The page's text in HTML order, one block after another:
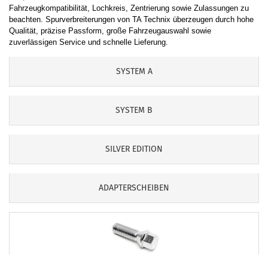
Fahrzeugkompatibilität, Lochkreis, Zentrierung sowie Zulassungen zu
beachten. Spurverbreiterungen von TA Technix überzeugen durch hohe
Qualität, präzise Passform, große Fahrzeugauswahl sowie
zuverlässigen Service und schnelle Lieferung.
SYSTEM A
SYSTEM B
SILVER EDITION
ADAPTERSCHEIBEN